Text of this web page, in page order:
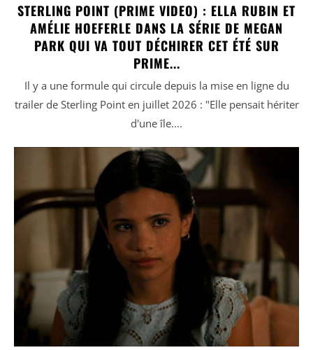
STERLING POINT (PRIME VIDEO) : ELLA RUBIN ET
AMÉLIE HOEFERLE DANS LA SÉRIE DE MEGAN
PARK QUI VA TOUT DÉCHIRER CET ÉTÉ SUR
PRIME...
Il y a une formule qui circule depuis la mise en ligne du
trailer de Sterling Point en juillet 2026 : "Elle pensait hériter
d'une île....